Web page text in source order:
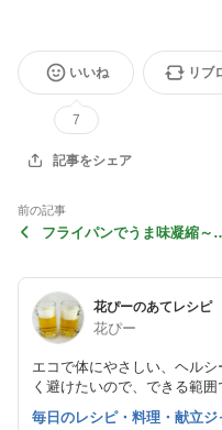
いいね
7
リブ
記事をシェア
前の記事
フライパンでうま味凝縮～♪
花ぴーのあてレシピ
花ぴー
エコで体にやさしい、ヘル
く避けたいので、できる範囲
毎日のレシピ・料理・献立ジ